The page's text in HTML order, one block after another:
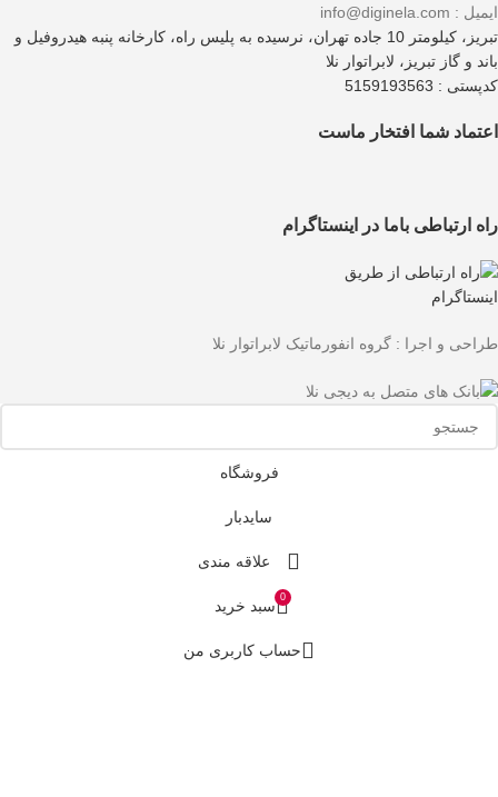
ایمیل : info@diginela.com
تبریز، کیلومتر 10 جاده تهران، نرسیده به پلیس راه، کارخانه پنبه هیدروفیل و
باند و گاز تبریز، لابراتوار نلا
کدپستی : 5159193563
اعتماد شما افتخار ماست
راه ارتباطی باما در اینستاگرام
طراحی و اجرا : گروه انفورماتیک لابراتوار نلا
فروشگاه
سایدبار
علاقه مندی
0 سبد خرید
حساب کاربری من